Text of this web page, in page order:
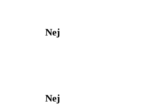
Nej
Nej